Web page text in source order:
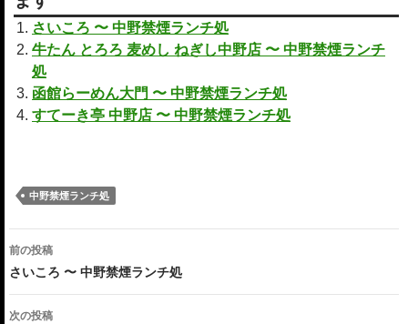
さいころ 〜 中野禁煙ランチ処
牛たん とろろ 麦めし ねぎし中野店 〜 中野禁煙ランチ
処
函館らーめん大門 〜 中野禁煙ランチ処
すてーき亭 中野店 〜 中野禁煙ランチ処
中野禁煙ランチ処
投
稿
ナ
前の投稿
さいころ 〜 中野禁煙ランチ処
次の投稿